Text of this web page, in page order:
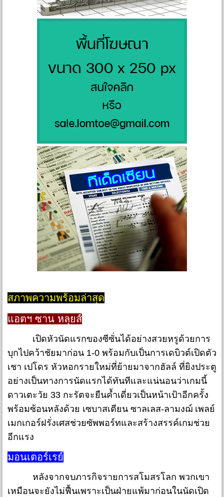
สภาพความพร้อมล่าสุด
แอตฯ ซาน หลุยส์
เปิดหัวนัดแรกของซีซั่นได้อย่างสวยหรูด้วยการ
บุกไปคว้าชัยมาก่อน 1-0 พร้อมกับเป็นการเดบิวต์เปิดตัว
เชา เปโดร หัวหอกรายใหม่ที่ย้ายมาจากฮัลล์ ที่ยิงประตู
อย่างเป็นทางการนัดแรกได้ทันทีและแน่นอนว่าเกมนี้
ดาวเตะวัย 33 กะรัตจะยืนค้ำเดี่ยวเป็นหน้าเป้าอีกครั้ง
พร้อมซ้อนหลังด้วย เซบาสเตียน ซาลเลส-ลามงฌ์ เพลย์
เมกเกอร์ฝรั่งเศสช่วยซัพพอร์ทและสร้างสรรค์เกมช่วย
อีกแรง
มอนเตอร์เรย์
หลังจากจบภารกิจรายการสโมสรโลก พวกเขา
เหมือนจะยังไม่ฟื้นเพราะเป็นฝ่ายแพ้มาก่อนในนัดเปิด